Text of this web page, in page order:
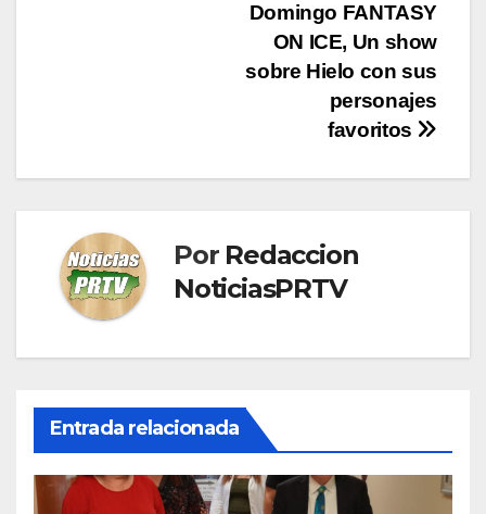
Domingo FANTASY
ON ICE, Un show
sobre Hielo con sus
personajes
favoritos
Por Redaccion
NoticiasPRTV
Entrada relacionada